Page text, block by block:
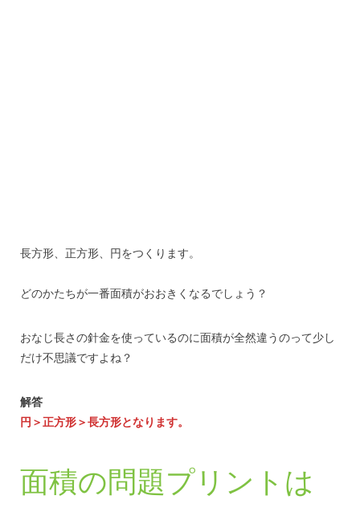
長方形、正方形、円をつくります。
どのかたちが一番面積がおおきくなるでしょう？
おなじ長さの針金を使っているのに面積が全然違うのって少し
だけ不思議ですよね？
解答
円＞正方形＞長方形となります。
面積の問題プリントは